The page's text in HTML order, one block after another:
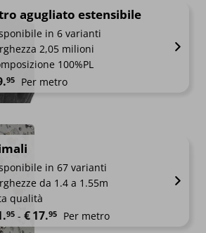
agugliato estensibile
in 6 varianti
2,05 milioni
100%PL
95 Per metro
in 67 varianti
da 1.4 a 1.55m
qualità
95 - €17.95 Fascia di prezzo: da €11.95 a
Per metro